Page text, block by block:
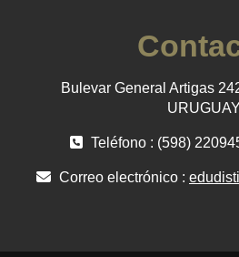
Bulevar General Artigas
URUGUAY
Teléfono : (598)
Correo electrónico :